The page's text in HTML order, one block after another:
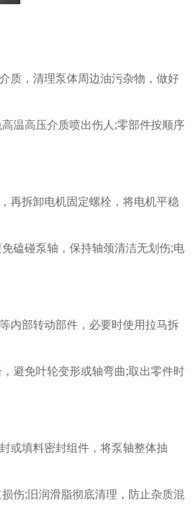
，清理泵体周边油污杂物，做好
温高压介质喷出伤人;零部件按顺序
拆卸电机固定螺栓，将电机平稳
磕碰泵轴，保持轴颈清洁无划伤;电
部转动部件，必要时使用拉马拆
避免叶轮变形或轴弯曲;取出零件时
填料密封组件，将泵轴整体抽
伤;旧润滑脂彻底清理，防止杂质混